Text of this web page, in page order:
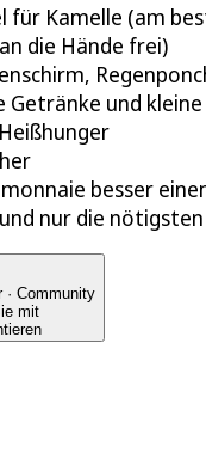
für Kamelle (am
die Hände frei)
und kleine
besser
nur die
· Community
mit